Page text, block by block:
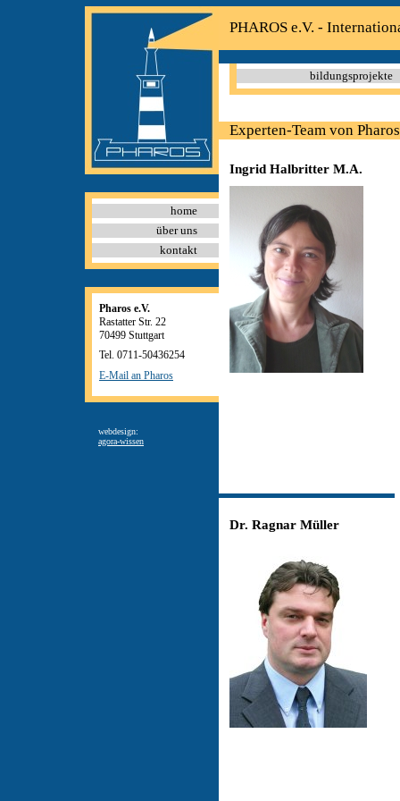
home
über uns
kontakt
Pharos e.V.
Rastatter Str. 22
70499 Stuttgart
Tel. 0711-50436254
E-Mail an Pharos
webdesign:
agora-wissen
PHAROS e.V. -
bildungsprojekte
Experten-Team von Pharos
Ingrid Halbritter M.A.
Dr. Ragnar Müller